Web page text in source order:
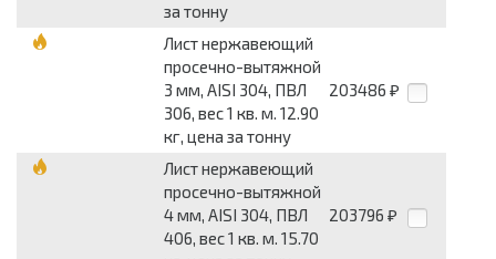
за тонну
Лист нержавеющий
просечно-вытяжной
3 мм, AISI 304, ПВЛ
306, вес 1 кв. м. 12.90
кг, цена за тонну
203486 ₽
Лист нержавеющий
просечно-вытяжной
4 мм, AISI 304, ПВЛ
406, вес 1 кв. м. 15.70
203796 ₽